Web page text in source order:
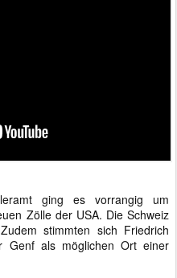
ging es vorrangig um
Zölle der USA. Die Schweiz
stimmten sich Friedrich
Genf als möglichen Ort einer